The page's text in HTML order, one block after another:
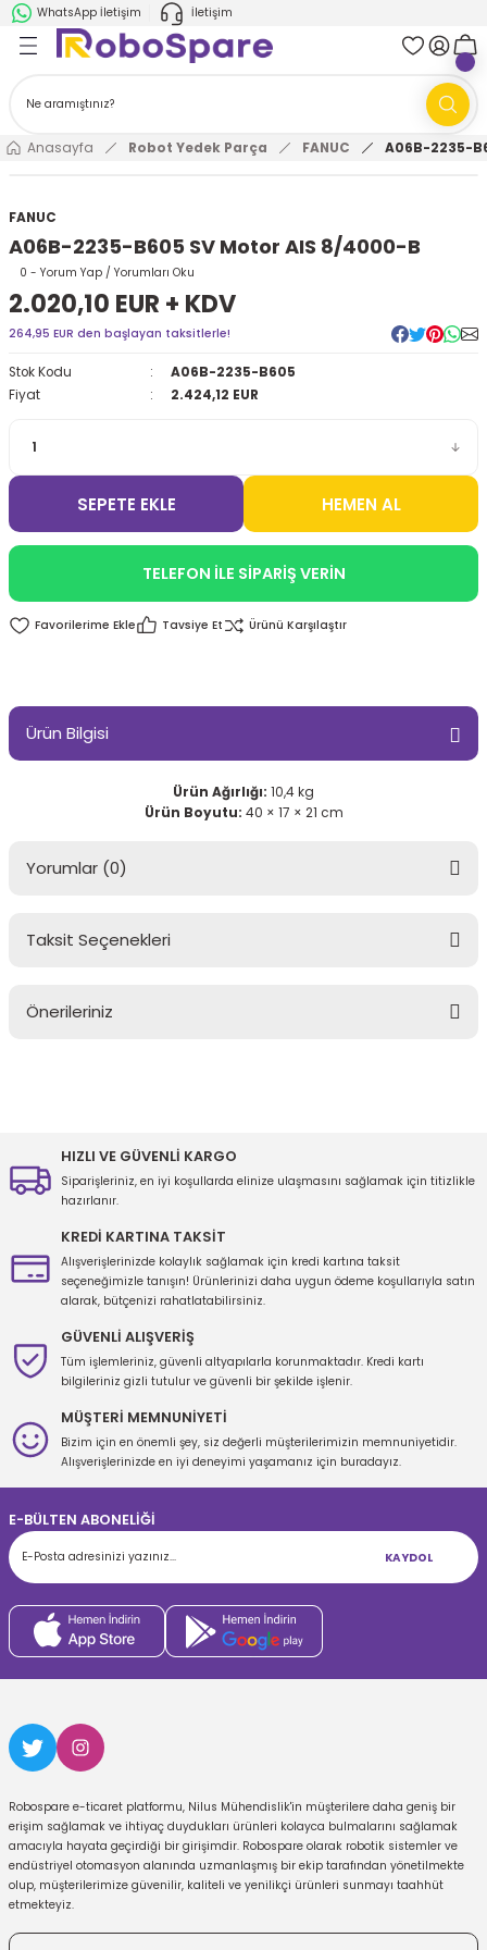
WhatsApp İletişim İletişim
Geri Dön
AMR'ler
Boya Robotları
Ark Kaynağı Robotları
Cobotlar
Geri Dön
Anasayfa Robot Yedek Parça FANUC A06B-2235-
FANUC
A06B-2235-B605 SV Motor AIS 8/4000-B
0 - Yorum Yap / Yorumları Oku
2.020,10 EUR + KDV
264,95 EUR den başlayan taksitlerle!
Stok Kodu
A06B-2235-B605
Fiyat
2.424,12 EUR
SEPETE EKLE HEMEN AL
TELEFON İLE SİPARİŞ VERİN
Tavsiye Et Ürünü Karşılaştır
Ürün Bilgisi
Ürün Ağırlığı: 10,4 kg
Ürün Boyutu: 40 × 17 × 21 cm
Yorumlar (0)
Taksit Seçenekleri
Önerileriniz
Ürün resmi kalitesiz, bozuk veya görüntülenemiyor.
Ürün bilgilerinde hatalar bulunuyor.
Ürün fiyatı diğer sitelerden daha pahalı.
Gönder
HIZLI VE GÜVENLİ KARGO
Siparişleriniz, en iyi koşullarda elinize ulaşmasını sağlamak için titizlikle
hazırlanır.
KREDİ KARTINA TAKSİT
Alışverişlerinizde kolaylık sağlamak için kredi kartına taksit
seçeneğimizle tanışın! Ürünlerinizi daha uygun ödeme koşullarıyla satın
alarak, bütçenizi rahatlatabilirsiniz.
GÜVENLİ ALIŞVERİŞ
Tüm işlemleriniz, güvenli altyapılarla korunmaktadır. Kredi kartı
bilgileriniz gizli tutulur ve güvenli bir şekilde işlenir.
MÜŞTERİ MEMNUNİYETİ
Bizim için en önemli şey, siz değerli müşterilerimizin memnuniyetidir.
Alışverişlerinizde en iyi deneyimi yaşamanız için buradayız.
E-BÜLTEN ABONELİĞİ
KAYDOL
Robospare e-ticaret platformu, Nilus Mühendislik'in müşterilere daha geniş bir
erişim sağlamak ve ihtiyaç duydukları ürünleri kolayca bulmalarını sağlamak
amacıyla hayata geçirdiği bir girişimdir. Robospare olarak robotik sistemler ve
endüstriyel otomasyon alanında uzmanlaşmış bir ekip tarafından yönetilmekte
olup, müşterilerimize güvenilir, kaliteli ve yenilikçi ürünleri sunmayı taahhüt
etmekteyiz.